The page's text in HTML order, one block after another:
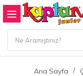
Ana Sayfa